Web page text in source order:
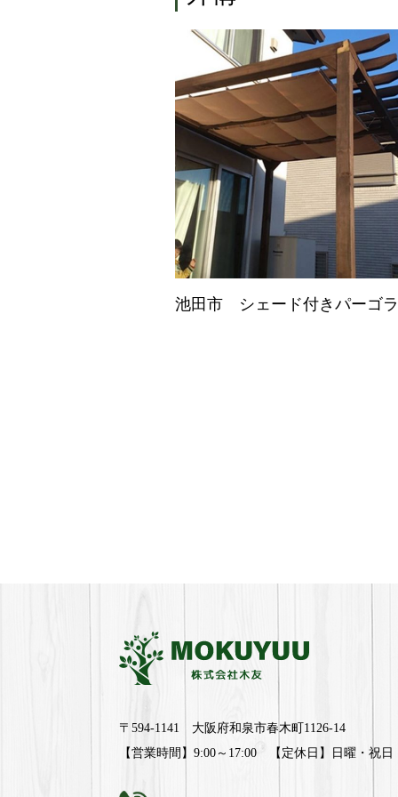
池田市 シェード付きパーゴラ
〒594-1141 大阪府和泉市春木町1126-14
【営業時間】9:00～17:00 【定休日】日曜・祝日